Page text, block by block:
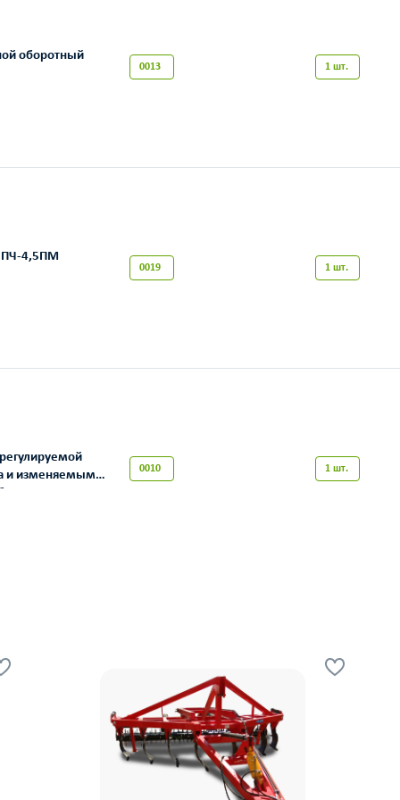
оборотный
0013 1 шт.
ПЧ-4,5ПМ
0019 1 шт.
и изменяемым
0010 1 шт.